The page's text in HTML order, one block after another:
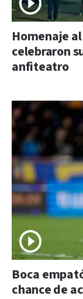
Homenaje
celebraron
anfiteatro
Boca
chance de